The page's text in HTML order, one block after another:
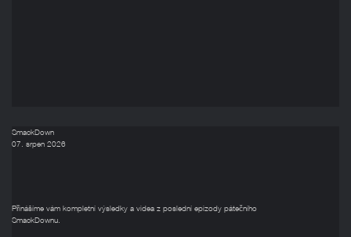
SmackDown
07. srpen 2026
Přinášíme vám kompletní výsledky a videa z poslední epizody pátečního
SmackDownu.